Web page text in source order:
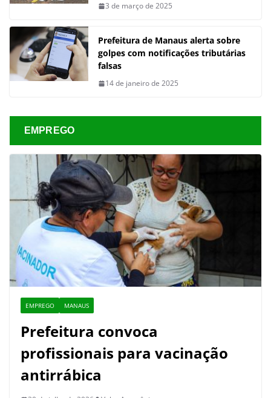
3 de março de 2025
Prefeitura de Manaus alerta sobre
golpes com notificações tributárias
falsas
14 de janeiro de 2025
EMPREGO
EMPREGO MANAUS
Prefeitura convoca
profissionais para vacinação
antirrábica